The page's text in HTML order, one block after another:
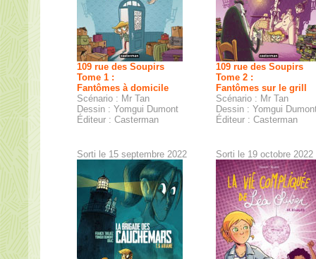
109 rue des Soupirs
Tome 1 :
Fantômes à domicile
Scénario : Mr Tan
Dessin : Yomgui Dumont
Éditeur : Casterman
109 rue des Soupirs
Tome 2 :
Fantômes sur le grill
Scénario : Mr Tan
Dessin : Yomgui
Éditeur : Casterman
Sorti le 15 septembre 2022 Sorti le 19 octobre 2022